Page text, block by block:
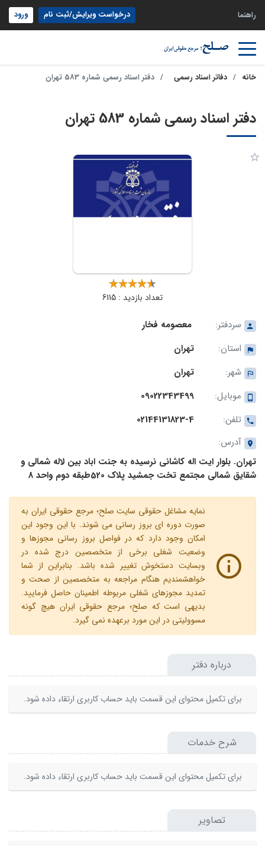
راهنما درخواست ویرایش/ثبت نام ورود
خانه دفاتر اسناد رسمی دفتر اسناد رسمی شماره 583 تهران
دفتر اسناد رسمی شماره 583 تهران
تعداد بازدید : 6115
سردفتر:
معصومه فخار
استان:
تهران
شهر:
تهران
موبایل:
09022343499
تلفن:
02144131823-4
آدرس:
تهران. بلوار ایت اله کاشانی نرسیده به جنت اباد بین لاله شمالی و
شقایق شمالی مجتمع تخت جمشید پلاک 520طبقه دوم واحد 8
نمایه مشاغل حقوقی سایت صلح؛ مرجع حقوقی ایران به
صورت دوره ای بروز رسانی می شوند. با این وجود این
امکان وجود دارد که در فواصل بروز رسانی مجوزها و
وضعیت شغلی برخی از متخصصین درج شده در
وبسایت دستخوش تغییر شده باشد. بنابراین از شما
خواهشمندیم هنگام مراجعه به متخصصین از صحت و
تمدید مجوزهای شغلی مربوطه اطمینان حاصل فرمایید.
بدیهی است که صلح؛ مرجع حقوقی ایران هیچ گونه
مسوولیتی در این مورد برعهده نمی گیرد.
درباره دفتر
برای تکمیل محتوای این قسمت باید حساب کاربری ارتقاء داده شود.
شرح خدمات
برای تکمیل محتوای این قسمت باید حساب کاربری ارتقاء داده شود.
تصاویر